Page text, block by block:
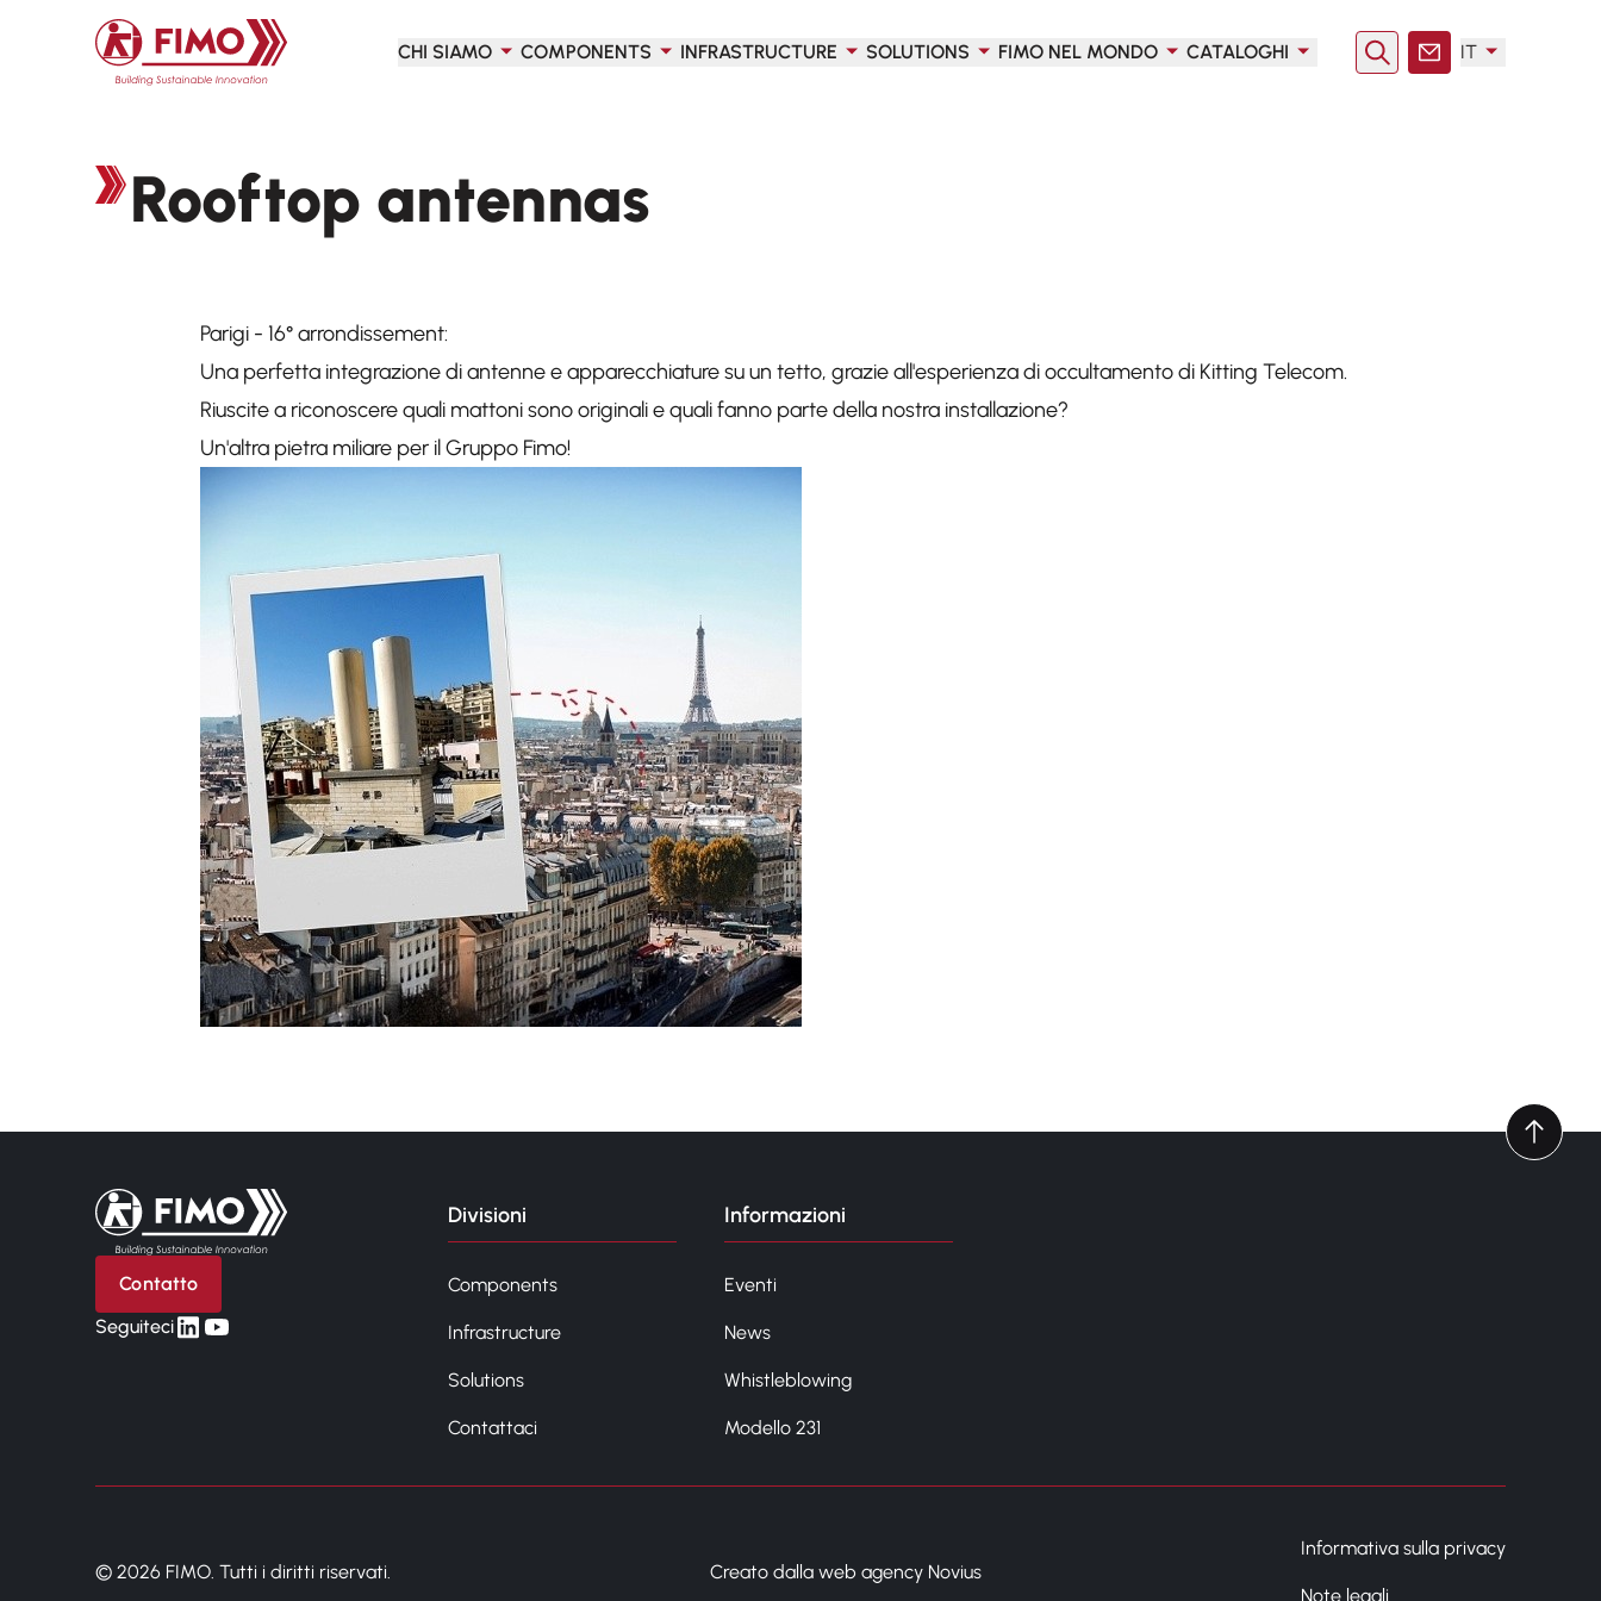
Torna alla pagina iniziale
CHI SIAMO
COMPONENTS INFRASTRUCTURE SOLUTIONS FIMO NEL MONDO CATALOGHI RicercaContatto
IT
Rooftop antennas
Parigi - 16° arrondissement:
Una perfetta integrazione di antenne e apparecchiature su un tetto, grazie all'esperienza di occultamento di Kitting Telecom.
Riuscite a riconoscere quali mattoni sono originali e quali fanno parte della nostra installazione?
Un'altra pietra miliare per il Gruppo Fimo!
Torna alla pagina iniziale
Contatto
Seguitecilinkedin
yt
Divisioni
Components
Infrastructure
Solutions
Contattaci
Informazioni
Eventi
News
Whistleblowing
Modello 231
© 2026 FIMO. Tutti i diritti riservati. Creato dalla web agency Novius
Informativa sulla privacy
Note legali